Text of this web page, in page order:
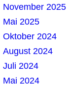
November 2025
Mai 2025
Oktober 2024
August 2024
Juli 2024
Mai 2024